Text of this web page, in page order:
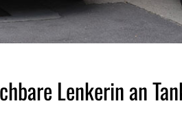
Lenkerin an